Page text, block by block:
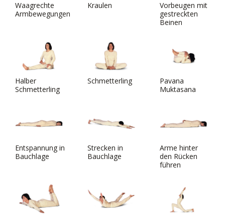
Waagrechte
Armbewegungen
Kraulen
Vorbeugen mit
gestreckten
Beinen
Halber
Schmetterling
Schmetterling
Pavana
Muktasana
Entspannung in
Bauchlage
Strecken in
Bauchlage
Arme hinter
den Rücken
führen